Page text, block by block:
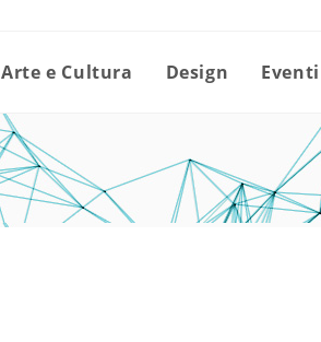
Arte e Cultura Design Eventi